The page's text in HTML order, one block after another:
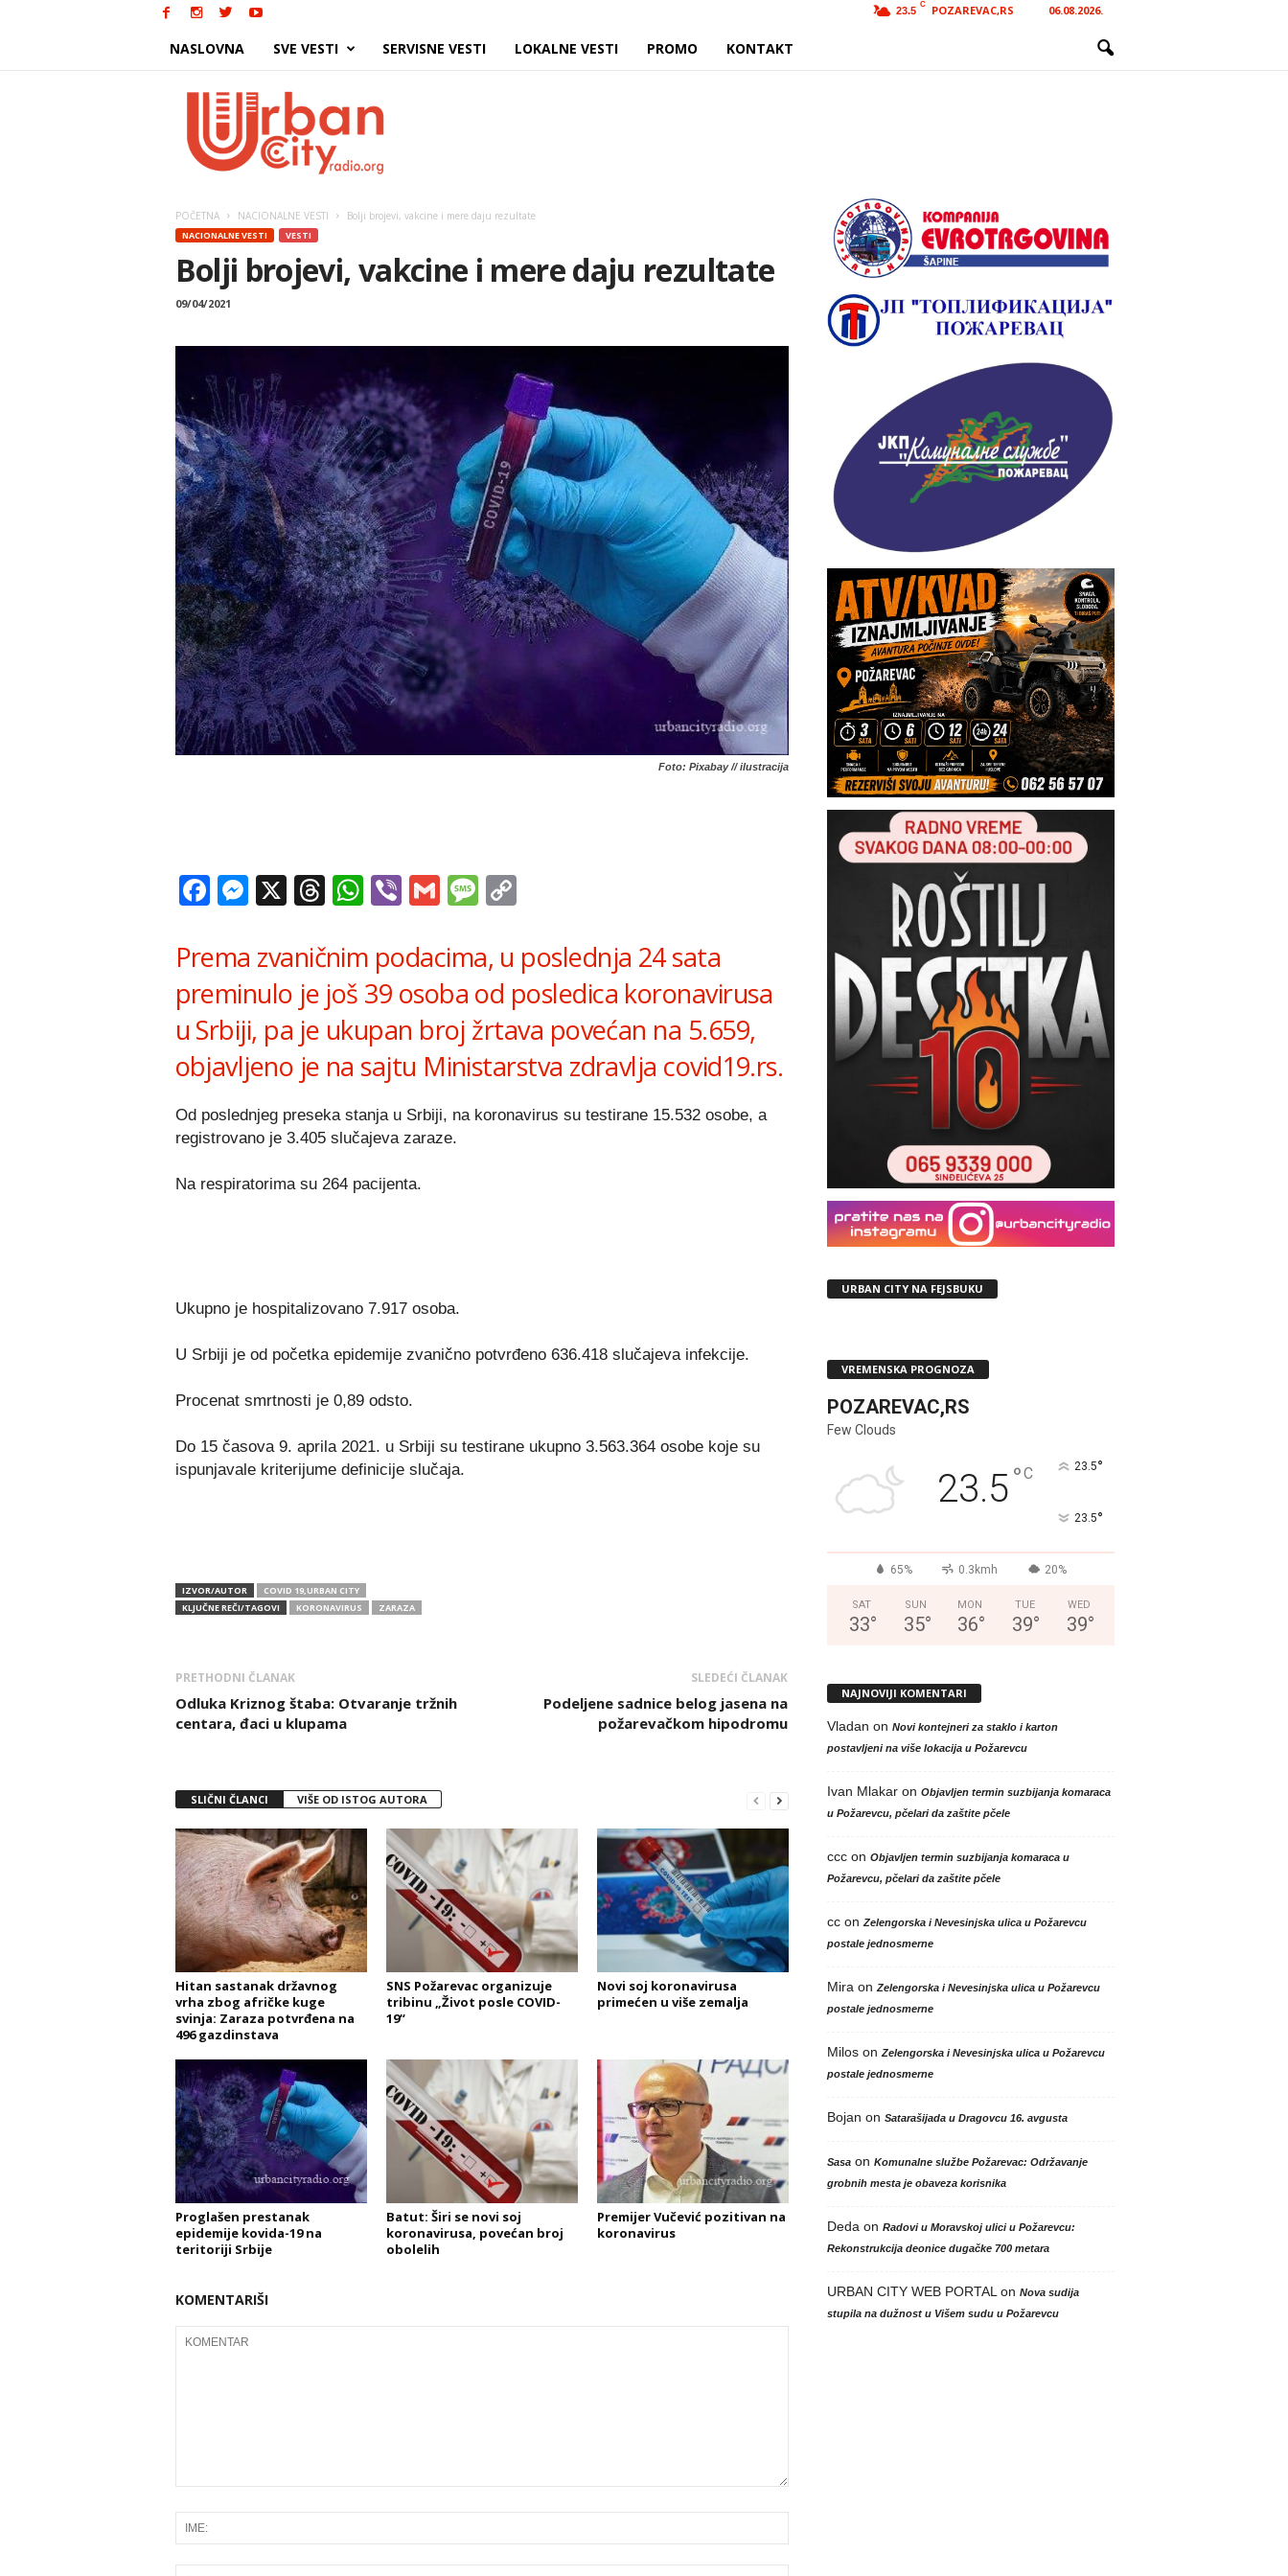
23.5
C POZAREVAC,RS 06.08.2026.
NASLOVNA SVE VESTI SERVISNE VESTI LOKALNE VESTI PROMO KONTAKT
POČETNA NACIONALNE VESTI Bolji brojevi, vakcine i mere daju rezultate
NACIONALNE VESTI VESTI
Bolji brojevi, vakcine i mere daju rezultate
09/04/2021
Foto: Pixabay // ilustracija
Facebook
Messenger
X Threads
WhatsApp
ViberGmailMessage
Prema zvaničnim podacima, u poslednja 24 sata
preminulo je još 39 osoba od posledica koronavirusa
u Srbiji, pa je ukupan broj žrtava povećan na 5.659,
objavljeno je na sajtu Ministarstva zdravlja covid19.rs.
Od poslednjeg preseka stanja u Srbiji, na koronavirus su testirane 15.532 osobe, a
registrovano je 3.405 slučajeva zaraze.
Na respiratorima su 264 pacijenta.
Ukupno je hospitalizovano 7.917 osoba.
U Srbiji je od početka epidemije zvanično potvrđeno 636.418 slučajeva infekcije.
Procenat smrtnosti je 0,89 odsto.
Do 15 časova 9. aprila 2021. u Srbiji su testirane ukupno 3.563.364 osobe koje su
ispunjavale kriterijume definicije slučaja.
IZVOR/AUTOR
COVID 19,URBAN CITY
KLJUČNE REČI/TAGOVI
KORONAVIRUS ZARAZA
PRETHODNI ČLANAK
Odluka Kriznog štaba: Otvaranje tržnih
centara, đaci u klupama
SLEDEĆI ČLANAK
Podeljene sadnice belog jasena na
požarevačkom hipodromu
SLIČNI ČLANCI VIŠE OD ISTOG AUTORA
Hitan sastanak državnog
vrha zbog afričke kuge
svinja: Zaraza potvrđena na
496 gazdinstava
SNS Požarevac organizuje
tribinu „Život posle COVID-
19“
Novi soj koronavirusa
primećen u više zemalja
Proglašen prestanak
epidemije kovida-19 na
teritoriji Srbije
Batut: Širi se novi soj
koronavirusa, povećan broj
obolelih
Premijer Vučević pozitivan na
koronavirus
KOMENTARIŠI
URBAN CITY NA FEJSBUKU
VREMENSKA PROGNOZA
POZAREVAC,RS
Few Clouds
23.5°C 23.5°
23.5°
65% 0.3kmh 20%
SAT
33°
SUN
35°
MON
36°
TUE
39°
WED
39°
NAJNOVIJI KOMENTARI
Vladan on Novi kontejneri za staklo i karton
postavljeni na više lokacija u Požarevcu
Ivan Mlakaron Objavljen termin suzbijanja komaraca
u Požarevcu, pčelari da zaštite pčele
cccon Objavljen termin suzbijanja komaraca u
Požarevcu, pčelari da zaštite pčele
ccon Zelengorska i Nevesinjska ulica u Požarevcu
postale jednosmerne
Mira on Zelengorska i Nevesinjska ulica u Požarevcu
postale jednosmerne
Miloson Zelengorska i Nevesinjska ulica u Požarevcu
postale jednosmerne
Bojan on Satarašijada u Dragovcu 16. avgusta
Sasaon Komunalne službe Požarevac: Održavanje
grobnih mesta je obaveza korisnika
Deda on Radovi u Moravskoj ulici u Požarevcu:
Rekonstrukcija deonice dugačke 700 metara
URBAN CITY WEB PORTAL on Nova sudija
stupila na dužnost u Višem sudu u Požarevcu